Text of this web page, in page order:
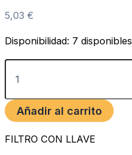
5,03 €
Disponibilidad: 7 disponibles
Añadir al carrito
FILTRO CON LLAVE